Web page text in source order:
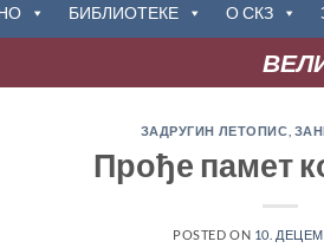
БИБЛИОТЕКЕ О СКЗ
ЗАДРУГИН ЛЕТОПИС
Прође памет
POSTED ON 10.